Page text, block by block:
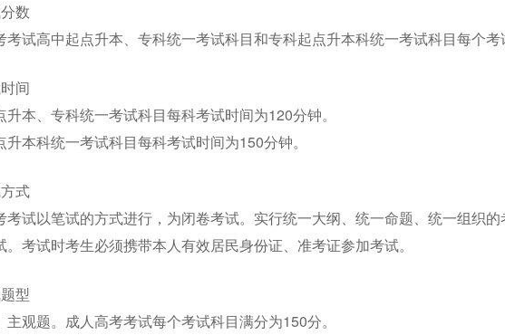
数
考试高中起点升本、专科统一考试科目和专科起点升本科统一考试科目每个考
间
升本、专科统一考试科目每科考试时间为120分钟。
升本科统一考试科目每科考试时间为150分钟。
式
考试以笔试的方式进行，为闭卷考试。实行统一大纲、统一命题、统一组织
。考试时考生必须携带本人有效居民身份证、准考证参加考试。
型
主观题。成人高考考试每个考试科目满分为150分。